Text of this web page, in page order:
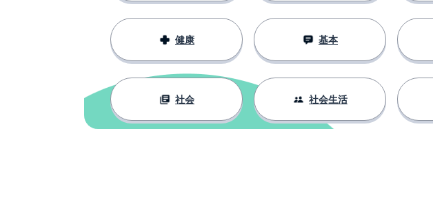
健康 基本
社会 社会生活